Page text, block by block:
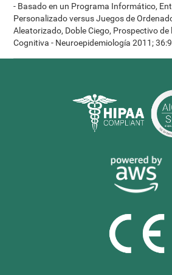
- Basado en un Programa Informático,
Personalizado versus Juegos de
Aleatorizado, Doble Ciego, Prospectivo
Cognitiva - Neuroepidemiología 2011;